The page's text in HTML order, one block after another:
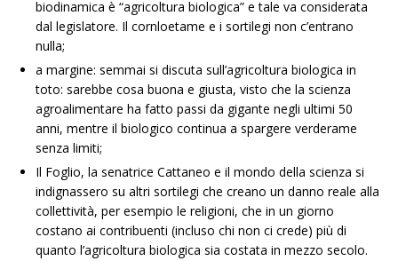
biodinamica è “agricoltura biologica” e tale va considerata
dal legislatore. Il cornloetame e i sortilegi non c’entrano
nulla;
a margine: semmai si discuta sull’agricoltura biologica in
toto: sarebbe cosa buona e giusta, visto che la scienza
agroalimentare ha fatto passi da gigante negli ultimi 50
anni, mentre il biologico continua a spargere verderame
senza limiti;
Il Foglio, la senatrice Cattaneo e il mondo della scienza si
indignassero su altri sortilegi che creano un danno reale alla
collettività, per esempio le religioni, che in un giorno
costano ai contribuenti (incluso chi non ci crede) più di
quanto l’agricoltura biologica sia costata in mezzo secolo.